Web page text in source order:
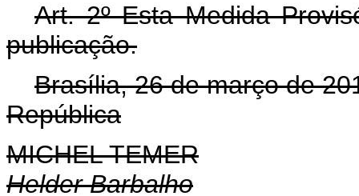
Art. 2º Esta Medida
publicação.
Brasília, 26 de março de
República
MICHEL TEMER
Helder Barbalho